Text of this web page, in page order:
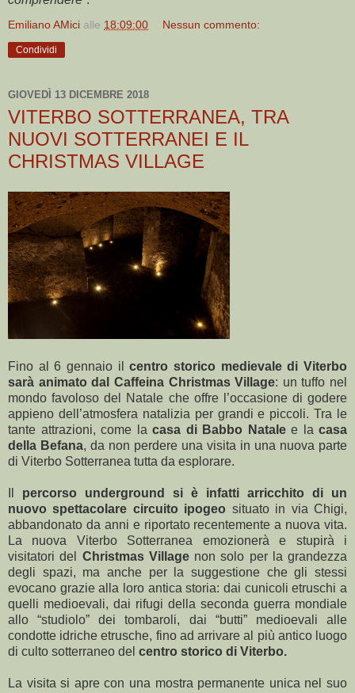
Emiliano AMici alle 18:09:00 Nessun commento:
Condividi
GIOVEDÌ 13 DICEMBRE 2018
VITERBO SOTTERRANEA, TRA
NUOVI SOTTERRANEI E IL
CHRISTMAS VILLAGE
Fino al 6 gennaio ilcentro storico medievale di Viterbo
sarà animato dal Caffeina Christmas Village: un tuffo nel
mondo favoloso del Natale che offre l’occasione di godere
appieno dell’atmosfera natalizia per grandi e piccoli. Tra le
tante attrazioni, come la casa di Babbo Natalee la casa
della Befana, da non perdere una visita in una nuova parte
di Viterbo Sotterranea tutta da esplorare.
percorso underground si è infatti arricchito di un
nuovo spettacolare circuito ipogeo situato in via Chigi,
abbandonato da anni e riportato recentemente a nuova vita.
La nuova Viterbo Sotterranea emozionerà e stupirà i
visitatori del Christmas Villagenon solo per la grandezza
degli spazi, ma anche per la suggestione che gli stessi
evocano grazie alla loro antica storia: dai cunicoli etruschi a
quelli medioevali, dai rifugi della seconda guerra mondiale
allo “studiolo” dei tombaroli, dai “butti” medioevali alle
condotte idriche etrusche, fino ad arrivare al più antico luogo
di culto sotterraneo del centro storico di Viterbo.
La visita si apre con una mostra permanente unica nel suo